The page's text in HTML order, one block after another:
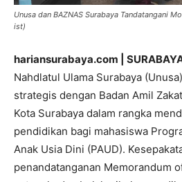
Unusa dan BAZNAS Surabaya Tandatangani
ist)
hariansurabaya.com |
Nahdlatul Ulama Surabaya
strategis dengan Badan Amil
Kota Surabaya dalam rangka
pendidikan bagi mahasiswa
Anak Usia Dini (PAUD).
penandatanganan Memorandum